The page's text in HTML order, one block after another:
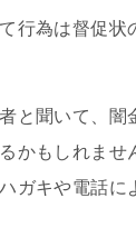
行為は督促状
と聞いて、闇
かもしれませ
ガキや電話に